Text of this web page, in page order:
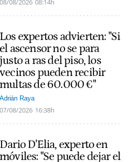
08/08/2026 08:14h
Los expertos advierten: "Si
el ascensor no se para
justo a ras del piso, los
vecinos pueden recibir
multas de 60.000 €"
Adrián Raya
07/08/2026 16:38h
Dario D'Elia, experto en
móviles: "Se puede dejar el